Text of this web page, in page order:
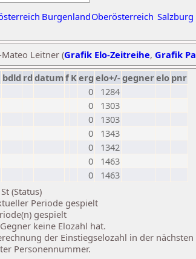
BurgenlandOberösterreich Salzburg
Leitner (Grafik Elo-Zeitreihe, Grafik
bdld rd datumf Kerg elo+/-gegnerelo pnr
0
1284
0
1303
0
1303
0
1343
0
1342
0
1463
0
1463
(Status)
Periode gespielt
gespielt
keine Elozahl hat.
der Einstiegselozahl in der
Personennummer.